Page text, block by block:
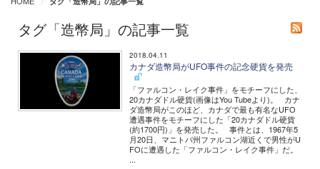
タグ「造幣局」の記事一覧
2018.04.11
カナダ造幣局がUFO事件の記念硬貨を発売
「ファルコン・レイク事件」をモチーフにした、
20カナダドル硬貨(画像はYou Tubeより)。 カナ
ダ造幣局がこのほど、カナダで最も有名なUFO
遭遇事件をモチーフにした「20カナダドル硬貨
(約1700円)」を発売した。 事件とは、1967年5
月20日、マニトバ州ファルコン湖近くで男性がU
FOに遭遇した「ファルコン・レイク事件」だ。
...